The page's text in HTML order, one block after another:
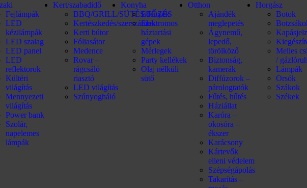
Fejlámpák
LED
kézilámpák
LED szalag
LED panel
LED
reflektorok
Kültéri
világítás
Mennyezeti
világítás
Power bank
Szolár,
napelemes
lámpák
Kert/szabadidő
BBQ/GRILL/SÜTÉS/FŐZÉS
Kertészkedés/szerszámok
Kerti bútor
Fóliasátor
Medence
Rovar –
rágcsáló
riasztó
LED világítás
Szúnyogháló
Konyha
Edények
Elektromos
háztartási
gépek
Mérlegek
Party kellékek
Olaj nélküli
sütő
Otthon
Ajándék –
meglepetés
Ágynemű,
lepedő,
törölköző
Biztonság,
kamerák
Diffúzorok –
párologtatók
Fűtés, hűtés
Háziállat
Karóra –
okosóra –
ékszer
Karácsony
Kártevők
elleni védelem
Szépségápolás
Takarítás –
Horgász
Botok
Melles
/
Lámpák
Orsók
Szákok
Székek